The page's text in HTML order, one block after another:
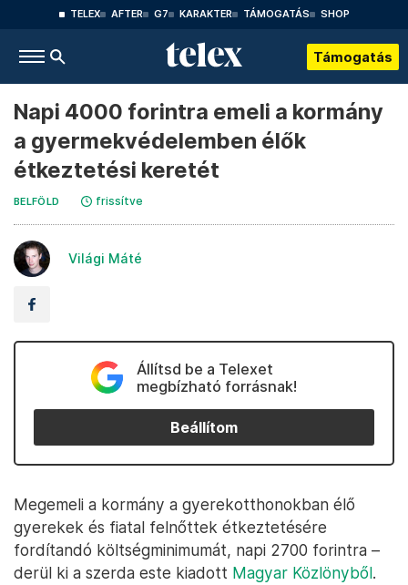
TELEX AFTER G7 KARAKTER TÁMOGATÁS SHOP
Támogatás
Napi 4000 forintra emeli a kormány
a gyermekvédelemben élők
étkeztetési keretét
BELFÖLD frissítve
Világi Máté
Állítsd be a Telexet
megbízható forrásnak!
Beállítom
Megemeli a kormány a gyerekotthonokban élő
gyerekek és fiatal felnőttek étkeztetésére
fordítandó költségminimumát, napi 2700 forintra –
derül ki a szerda este kiadott Magyar Közlönyből.